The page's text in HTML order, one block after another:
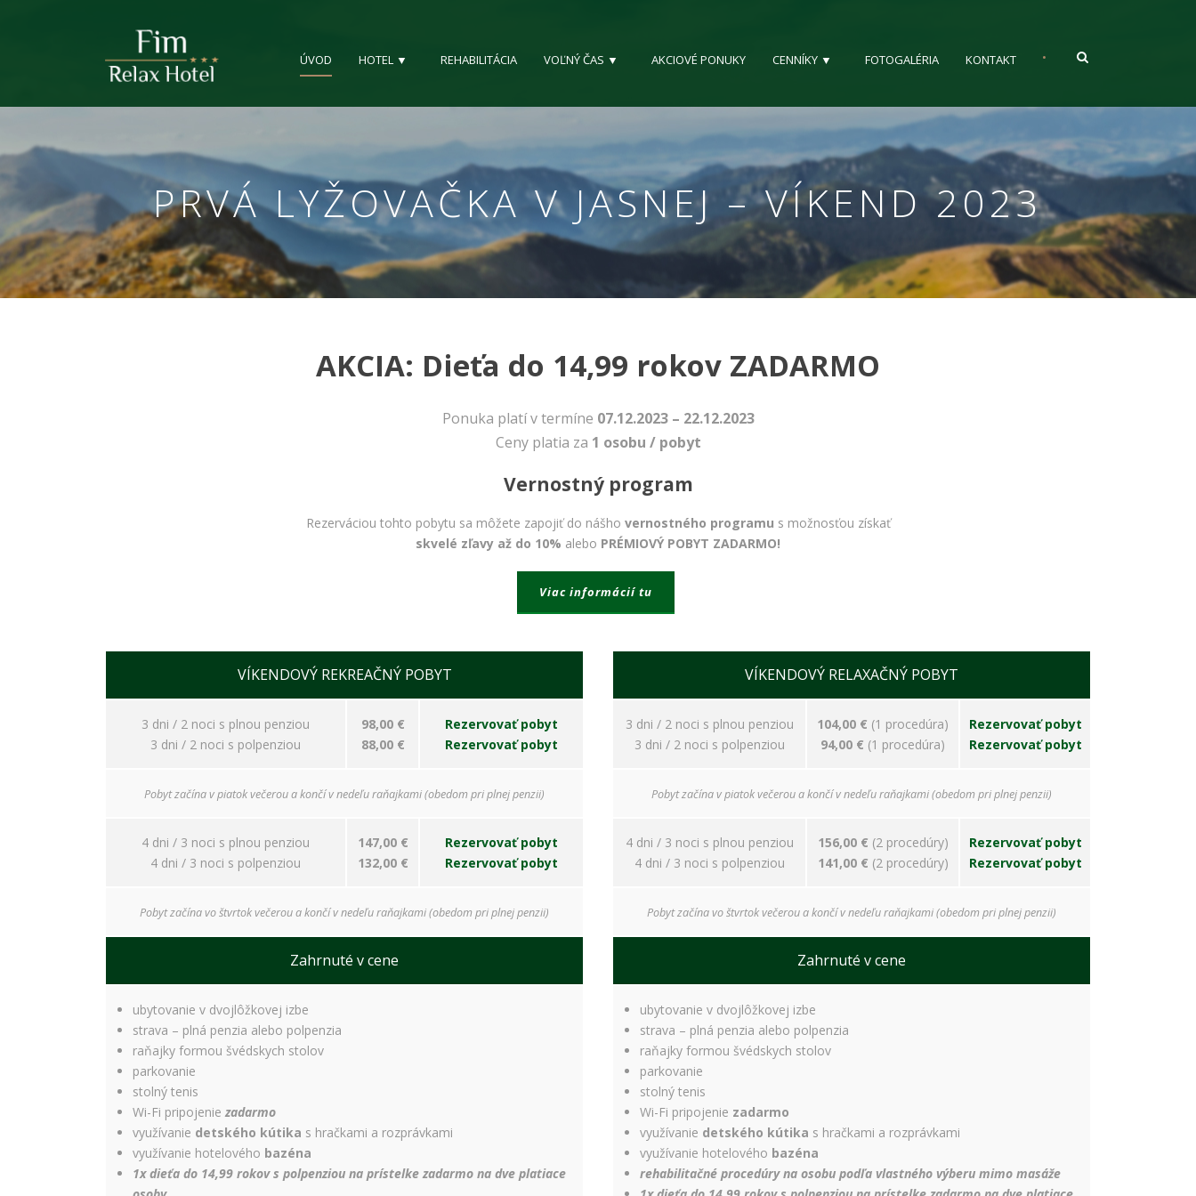
ÚVOD HOTEL ▼ REHABILITÁCIA VOĽNÝ ČAS ▼ AKCIOVÉ PONUKY CENNÍKY ▼ FOTOGALÉRIA KONTAKT •
PRVÁ LYŽOVAČKA V JASNEJ – VÍKEND 2023
AKCIA: Dieťa do 14,99 rokov ZADARMO
Ponuka platí v termíne 07.12.2023 – 22.12.2023
Ceny platia za 1 osobu / pobyt
Vernostný program
Rezerváciou tohto pobytu sa môžete zapojiť do nášho vernostného programu s možnosťou získať
skvelé zľavy až do 10% alebo PRÉMIOVÝ POBYT ZADARMO!
Viac informácií tu
VÍKENDOVÝ REKREAČNÝ POBYT
3 dni / 2 noci s plnou penziou
3 dni / 2 noci s polpenziou
98,00 €
88,00 €
Rezervovať pobyt
Rezervovať pobyt
Pobyt začína v piatok večerou a končí v nedeľu raňajkami (obedom pri plnej penzii)
4 dni / 3 noci s plnou penziou
4 dni / 3 noci s polpenziou
147,00 €
132,00 €
Rezervovať pobyt
Rezervovať pobyt
Pobyt začína vo štvrtok večerou a končí v nedeľu raňajkami (obedom pri plnej penzii)
Zahrnuté v cene
ubytovanie v dvojlôžkovej izbe
strava – plná penzia alebo polpenzia
raňajky formou švédskych stolov
parkovanie
stolný tenis
Wi-Fi pripojeniezadarmo
využívanie detského kútika s hračkami a rozprávkami
využívanie hotelového bazéna
1x dieťa do 14,99 rokov s polpenziou na prístelke zadarmo na dve platiace
VÍKENDOVÝ RELAXAČNÝ POBYT
3 dni / 2 noci s plnou penziou
3 dni / 2 noci s polpenziou
104,00 € (1 procedúra)
94,00 € (1 procedúra)
Rezervovať pobyt
Rezervovať pobyt
Pobyt začína v piatok večerou a končí v nedeľu raňajkami (obedom pri plnej penzii)
4 dni / 3 noci s plnou penziou
4 dni / 3 noci s polpenziou
156,00 € (2 procedúry)
141,00 € (2 procedúry)
Rezervovať pobyt
Rezervovať pobyt
Pobyt začína vo štvrtok večerou a končí v nedeľu raňajkami (obedom pri plnej penzii)
Zahrnuté v cene
ubytovanie v dvojlôžkovej izbe
strava – plná penzia alebo polpenzia
raňajky formou švédskych stolov
parkovanie
stolný tenis
Wi-Fi pripojenie zadarmo
využívanie detského kútika s hračkami a rozprávkami
využívanie hotelového bazéna
rehabilitačné procedúry na osobu podľa vlastného výberu mimo masáže
Nevyhnutné
fungovanie
stránky.
Zahŕňajú
bezpečnostné
predvyplnenie
formulárov.
stránka
nemohla
zaistenie
funkčnosti
webu; Právny
základ:
oprávnený
záujem
Štatistiky
Pomáhajú
nám
porozumieť,